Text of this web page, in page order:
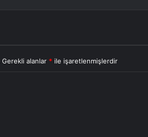
Gerekli alanlar * ile işaretlenmişlerdir